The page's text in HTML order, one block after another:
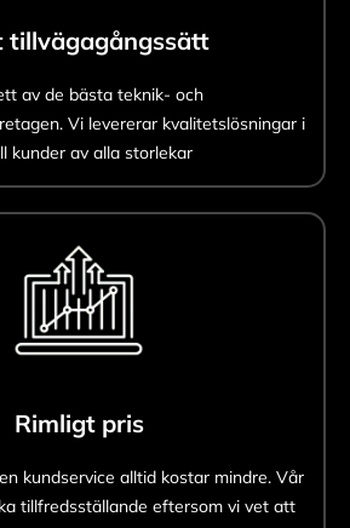
tillvägagångssätt
av de bästa teknik- och
Vi levererar kvalitetslösningar i
kunder av alla storlekar
Rimligt pris
kundservice alltid kostar mindre. Vår
tillfredsställande eftersom vi vet att